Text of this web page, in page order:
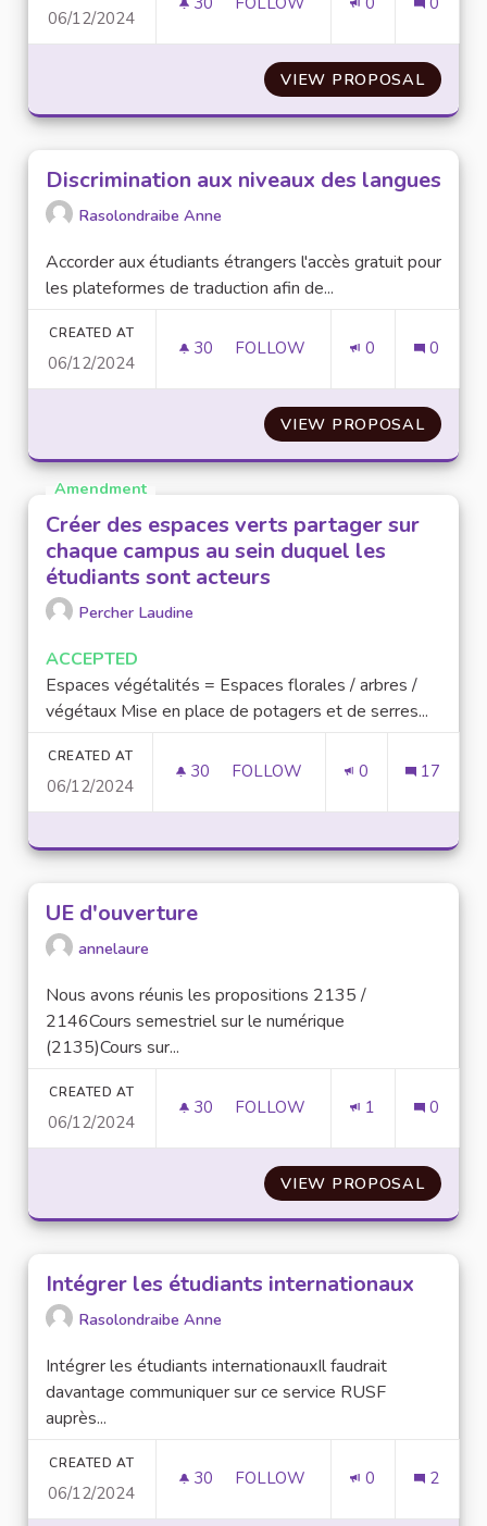
06/12/2024
VIEW PROPOSAL
Discrimination aux niveaux des langues
Rasolondraibe Anne
Accorder aux étudiants étrangers l'accès gratuit pour
les plateformes de traduction afin de...
CREATED AT
06/12/2024
30 30 FOLLOWERS
FOLLOW 0 0
VIEW PROPOSAL
Amendment
Créer des espaces verts partager sur
chaque campus au sein duquel les
étudiants sont acteurs
Percher Laudine
ACCEPTED
Espaces végétalités = Espaces florales / arbres /
végétaux Mise en place de potagers et de serres...
CREATED AT
06/12/2024
30 30 FOLLOWERS
FOLLOW 0 17
UE d'ouverture
annelaure
Nous avons réunis les propositions 2135 /
2146Cours semestriel sur le numérique
(2135)Cours sur...
CREATED AT
06/12/2024
30 30 FOLLOWERS
FOLLOW 1 0
VIEW PROPOSALUE
Intégrer les étudiants internationaux
Rasolondraibe Anne
Intégrer les étudiants internationauxIl faudrait
davantage communiquer sur ce service RUSF
auprès...
CREATED AT
06/12/2024
30 30 FOLLOWERS
FOLLOW 0 2